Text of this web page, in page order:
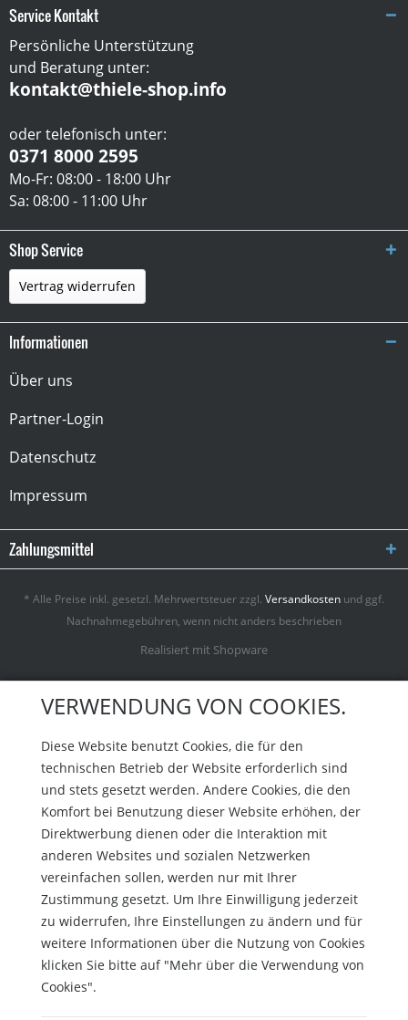
Service Kontakt
Persönliche Unterstützung
und Beratung unter:
kontakt@thiele-shop.info
oder telefonisch unter:
0371 8000 2595
Mo-Fr: 08:00 - 18:00 Uhr
Sa: 08:00 - 11:00 Uhr
Shop Service
Vertrag widerrufen
Informationen
Über uns
Partner-Login
Datenschutz
Impressum
Zahlungsmittel
* Alle Preise inkl. gesetzl. Mehrwertsteuer zzgl. Versandkosten und ggf.
Nachnahmegebühren, wenn nicht anders beschrieben
Realisiert mit Shopware
VERWENDUNG VON COOKIES.
Diese Website benutzt Cookies, die für den
technischen Betrieb der Website erforderlich sind
und stets gesetzt werden. Andere Cookies, die den
Komfort bei Benutzung dieser Website erhöhen, der
Direktwerbung dienen oder die Interaktion mit
anderen Websites und sozialen Netzwerken
vereinfachen sollen, werden nur mit Ihrer
Zustimmung gesetzt. Um Ihre Einwilligung jederzeit
zu widerrufen, Ihre Einstellungen zu ändern und für
weitere Informationen über die Nutzung von Cookies
klicken Sie bitte auf "Mehr über die Verwendung von
Cookies".